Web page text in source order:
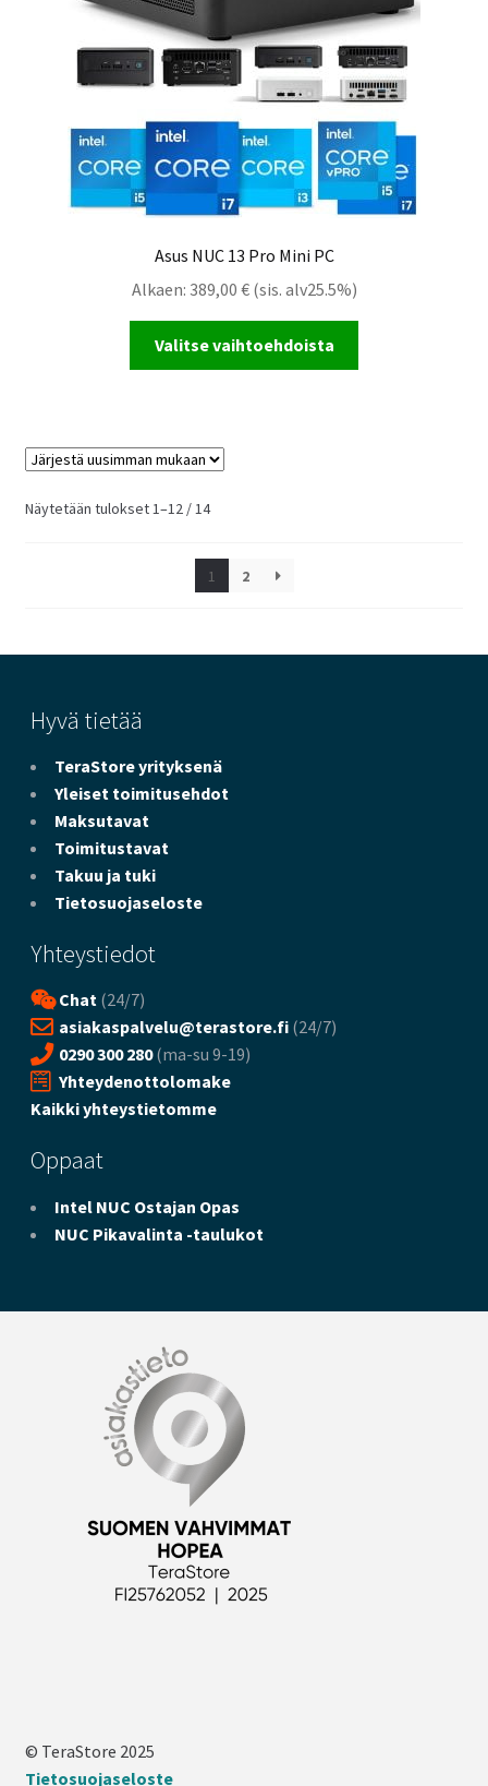
Asus NUC 13 Pro Mini PC
Alkaen: 389,00 €(sis. alv25.5%)
Valitse vaihtoehdoista
Näytetään tulokset 1–12 / 14Sorted
latest
1
2
Hyvä tietää
TeraStore yrityksenä
Yleiset toimitusehdot
Maksutavat
Toimitustavat
Takuu ja tuki
Tietosuojaseloste
Yhteystiedot
Chat (24/7)
asiakaspalvelu@terastore.fi (24/7)
0290 300 280(ma-su 9-19)
Yhteydenottolomake
Kaikki yhteystietomme
Oppaat
Intel NUC Ostajan Opas
NUC Pikavalinta -taulukot
© TeraStore 2025
Tietosuojaseloste